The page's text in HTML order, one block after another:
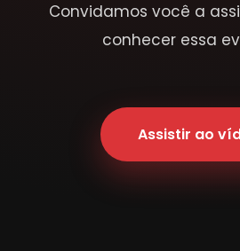
Convidamos você a
conhecer essa
Assistir ao